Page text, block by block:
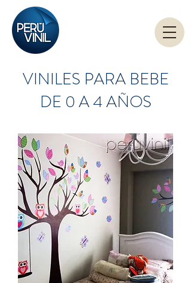
VINILES PARA BEBE
DE 0 A 4 AÑOS